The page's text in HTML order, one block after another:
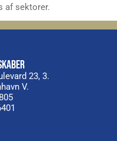
af sektorer.
23, 3.
V.